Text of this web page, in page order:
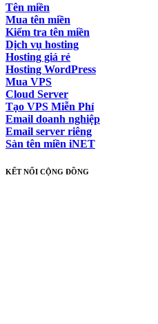
Tên miền
Mua tên miền
Kiểm tra tên miền
Dịch vụ hosting
Hosting giá rẻ
Hosting WordPress
Mua VPS
Cloud Server
Tạo VPS Miễn Phí
Email doanh nghiệp
Email server riêng
Sàn tên miền iNET
KẾT NỐI CỘNG ĐỒNG